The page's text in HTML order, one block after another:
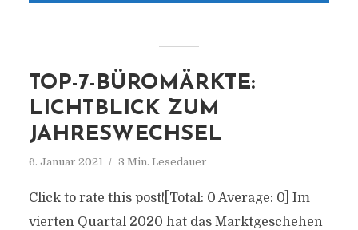
TOP-7-BÜROMÄRKTE:
LICHTBLICK ZUM
JAHRESWECHSEL
6. Januar 2021 3 Min. Lesedauer
Click to rate this post![Total: 0 Average: 0] Im
vierten Quartal 2020 hat das Marktgeschehen